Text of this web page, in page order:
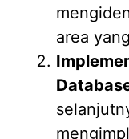
area